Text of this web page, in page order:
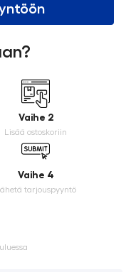
Vaihe 2
Lisää ostoskoriin
Vaihe 4
tarjouspyyntö